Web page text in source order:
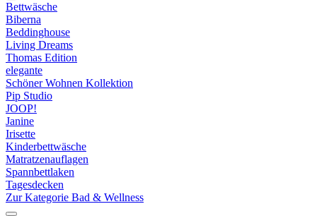
Bettwäsche
Biberna
Beddinghouse
Living Dreams
Thomas Edition
elegante
Schöner Wohnen Kollektion
Pip Studio
JOOP!
Janine
Irisette
Kinderbettwäsche
Matratzenauflagen
Spannbettlaken
Tagesdecken
Zur Kategorie Bad & Wellness